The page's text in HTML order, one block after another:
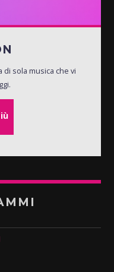
di sola musica che vi